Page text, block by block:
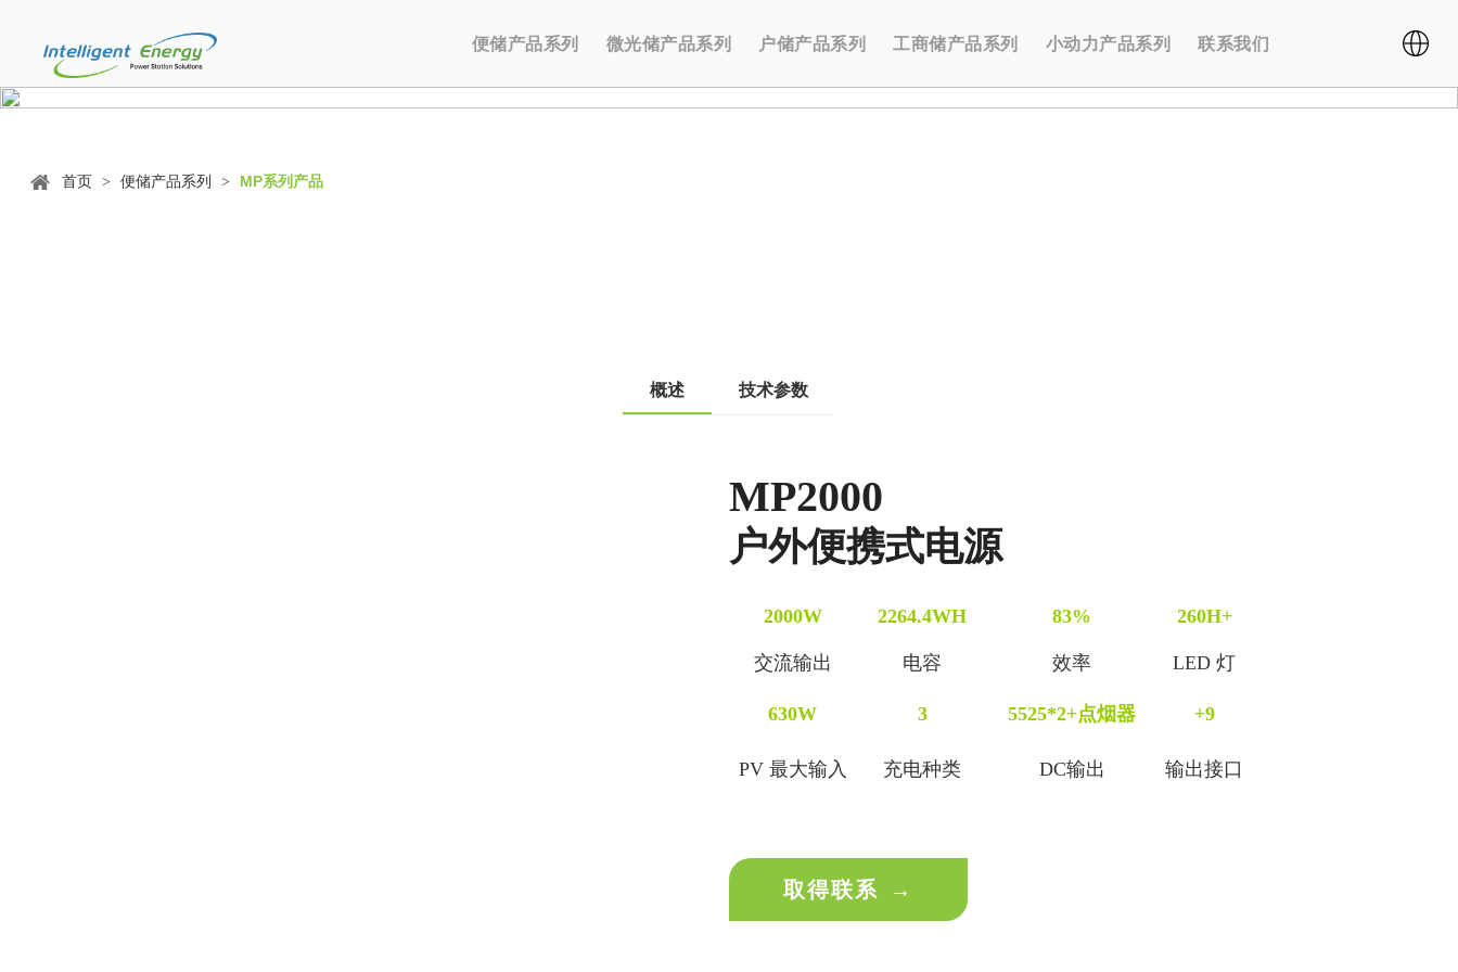
便储产品系列 微光储产品系列 户储产品系列 工商储产品系列 小动力产品系列 联系我们
首页 > 便储产品系列 > MP系列产品
概述 技术参数
MP2000
户外便携式电源
2000W 2264.4WH 83% 260H+
交流输出 电容 效率 LED 灯
630W 3 5525*2+点烟器 +9
PV 最大输入 充电种类 DC输出 输出接口
取得联系 →